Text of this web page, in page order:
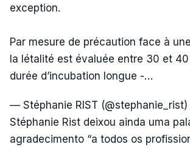
exception.
Par mesure de précaution face à
la létalité est évaluée entre 30 et
durée d’incubation longue -…
— Stéphanie RIST (@stephanie_rist)
Stéphanie Rist deixou ainda uma
agradecimento “a todos os